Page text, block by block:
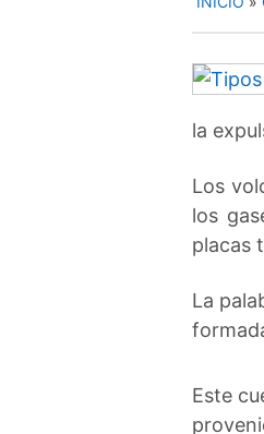
la
Los
los
placas
La
Este